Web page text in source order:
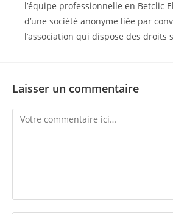
l’équipe professionnelle en Betclic
d’une société anonyme liée par
l’association qui dispose des droits
Laisser un commentaire